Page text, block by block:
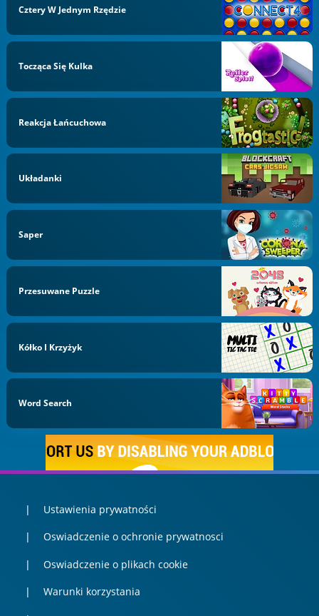
Cztery W Jednym Rzędzie
Tocząca Się Kulka
Reakcja Łańcuchowa
Układanki
Saper
Przesuwane Puzzle
Kółko I Krzyżyk
Word Search
Ustawienia prywatności
Oswiadczenie o ochronie prywatnosci
Oswiadczenie o plikach cookie
Warunki korzystania